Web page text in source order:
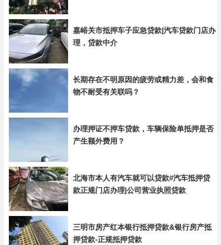
嘉峪关市抵押车子应急贷款|汽车贷款门店办
理，贷款中介
长期存在不明原因的疲劳或精力差，会和食
物不耐受有关联吗？
办理押证不押车贷款，车辆保险单抵押是否
产生额外费用？
北海市本人有汽车就可以贷款#汽车抵押贷
款正规门店办理|公司营业执照贷款
三明市房产红本银行抵押贷款&银行房产抵
押贷款-正规抵押贷款